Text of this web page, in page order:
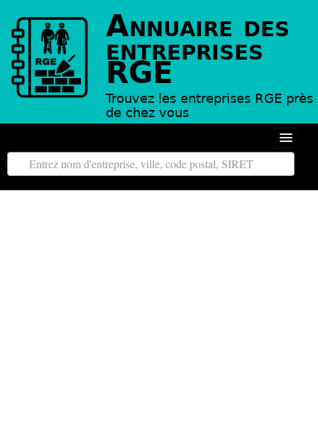
Annuaire des
entreprises
RGE
Trouvez les entreprises RGE près
de chez vous
Autour de moi